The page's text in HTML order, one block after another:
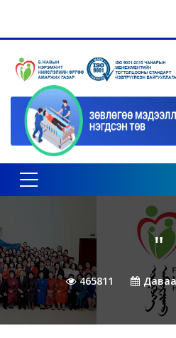
Toggle navigation
"
465811